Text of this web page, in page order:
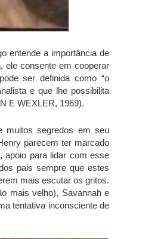
entende a importância de
ele consente em cooperar
ser definida como “o
e que lhe possibilita
E WEXLER, 1969).
muitos segredos em seu
parecem ter marcado
apoio para lidar com esse
pais sempre que estes
mais escutar os gritos.
mais velho), Savannah e
tentativa inconsciente de